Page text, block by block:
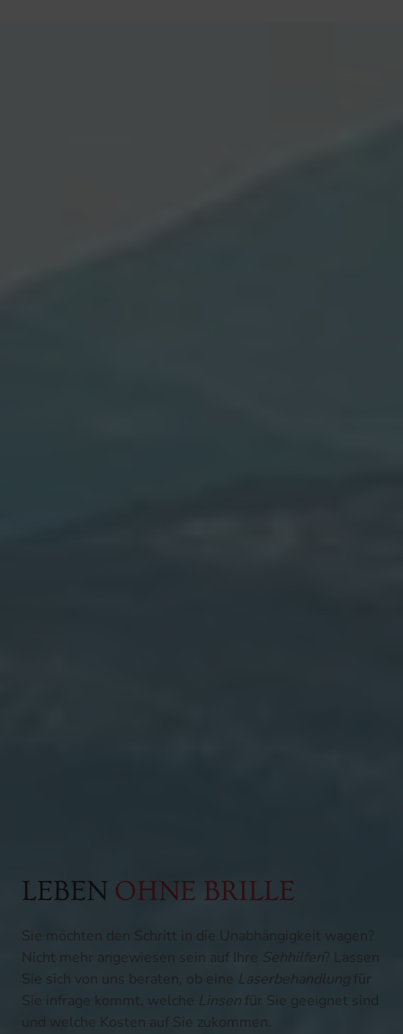
LEBEN OHNE BRILLE
Sie möchten den Schritt in die Unabhängigkeit wagen?
Nicht mehr angewiesen sein auf Ihre Sehhilfen? Lassen
Sie sich von uns beraten, ob eine Laserbehandlung für
Sie infrage kommt, welche Linsen für Sie geeignet sind
und welche Kosten auf Sie zukommen.